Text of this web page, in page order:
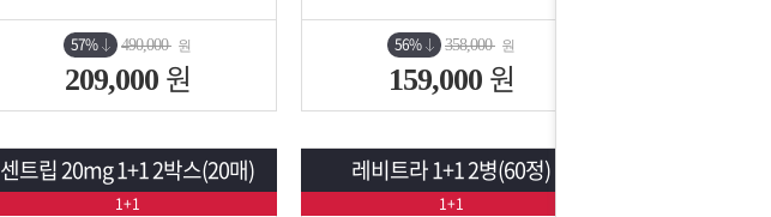
57% 490,000 원
209,000 원
56% 358,000 원
159,000 원
센트립 20mg 1+1 2박스(20매)
1+1
레비트라 1+1 2병(60정)
1+1